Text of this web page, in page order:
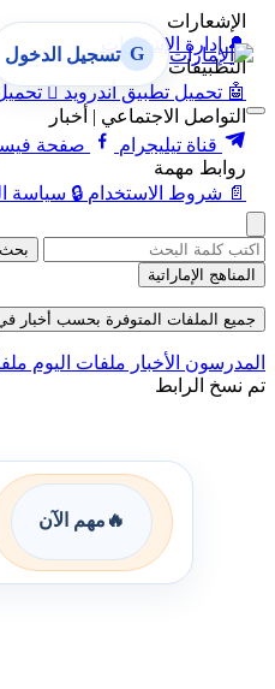
الإشعارات
🔔 إدارة الإشعارات
التطبيقات
🤖 تحميل تطبيق أندرويد 
التواصل الاجتماعي | أخبار
قناة تيليجرام
صفحة
روابط مهمة
📄 شروط الاستخدام 🔒 سياسة
G تسجيل الدخول
بحث
المناهج الإماراتية
جميع الملفات المتوفرة بحسب أخبار في
المدرسون الأخبار ملفات اليوم
تم نسخ الرابط
🔥 مهم الآن